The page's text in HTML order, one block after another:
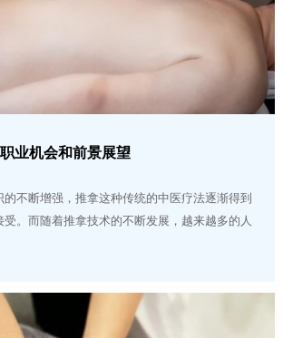
业机会和前景展望
不断增强，推拿这种传统的中医疗法逐渐得到
。而随着推拿技术的不断发展，越来越多的人